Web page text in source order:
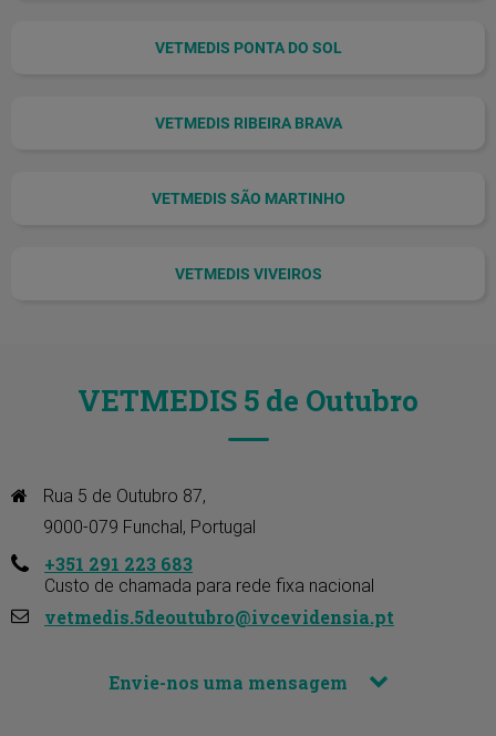
VETMEDIS PONTA DO SOL
VETMEDIS RIBEIRA BRAVA
VETMEDIS SÃO MARTINHO
VETMEDIS VIVEIROS
VETMEDIS 5 de Outubro
Rua 5 de Outubro 87,
9000-079 Funchal, Portugal
+351 291 223 683
Custo de chamada para rede fixa nacional
vetmedis.5deoutubro@ivcevidensia.pt
Envie-nos uma mensagem